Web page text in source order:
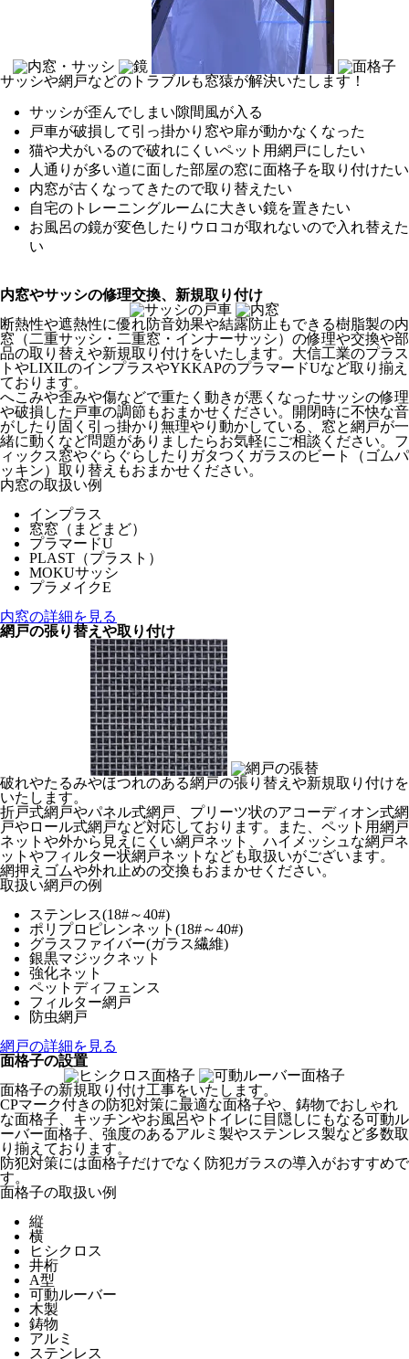
サッシや網戸などのトラブルも窓猿が解決いたします！
サッシが歪んでしまい隙間風が入る
戸車が破損して引っ掛かり窓や扉が動かなくなった
猫や犬がいるので破れにくいペット用網戸にしたい
人通りが多い道に面した部屋の窓に面格子を取り付けたい
内窓が古くなってきたので取り替えたい
自宅のトレーニングルームに大きい鏡を置きたい
お風呂の鏡が変色したりウロコが取れないので入れ替えた
い
内窓やサッシの修理交換、新規取り付け
断熱性や遮熱性に優れ防音効果や結露防止もできる樹脂製の内
窓（二重サッシ・二重窓・インナーサッシ）の修理や交換や部
品の取り替えや新規取り付けをいたします。大信工業のプラス
トやLIXILのインプラスやYKKAPのプラマードUなど取り揃え
ております。
へこみや歪みや傷などで重たく動きが悪くなったサッシの修理
や破損した戸車の調節もおまかせください。開閉時に不快な音
がしたり固く引っ掛かり無理やり動かしている、窓と網戸が一
緒に動くなど問題がありましたらお気軽にご相談ください。フ
ィックス窓やぐらぐらしたりガタつくガラスのビート（ゴムパ
ッキン）取り替えもおまかせください。
内窓の取扱い例
インプラス
窓窓（まどまど）
プラマードU
PLAST（プラスト）
MOKUサッシ
プラメイクE
内窓の詳細を見る
網戸の張り替えや取り付け
破れやたるみやほつれのある網戸の張り替えや新規取り付けを
いたします。
折戸式網戸やパネル式網戸、プリーツ状のアコーディオン式網
戸やロール式網戸など対応しております。また、ペット用網戸
ネットや外から見えにくい網戸ネット、ハイメッシュな網戸ネ
ットやフィルター状網戸ネットなども取扱いがございます。
網押えゴムや外れ止めの交換もおまかせください。
取扱い網戸の例
ステンレス(18#～40#)
ポリプロピレンネット(18#～40#)
グラスファイバー(ガラス繊維)
銀黒マジックネット
強化ネット
ペットディフェンス
フィルター網戸
防虫網戸
網戸の詳細を見る
面格子の設置
面格子の新規取り付け工事をいたします。
CPマーク付きの防犯対策に最適な面格子や、鋳物でおしゃれ
な面格子、キッチンやお風呂やトイレに目隠しにもなる可動ル
ーバー面格子、強度のあるアルミ製やステンレス製など多数取
り揃えております。
防犯対策には面格子だけでなく防犯ガラスの導入がおすすめで
す。
面格子の取扱い例
縦
横
ヒシクロス
井桁
A型
可動ルーバー
木製
鋳物
アルミ
ステンレス